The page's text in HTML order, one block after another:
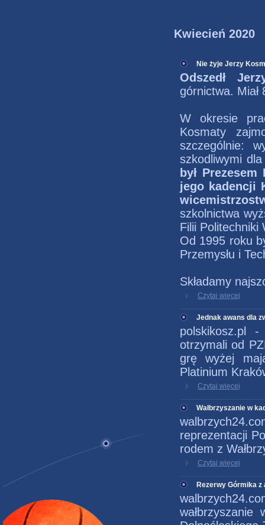
Kwiecień 2020
Nie żyje Jerzy
Odszedł
górnictwa. Miał
W okresie
Kosmaty
szczególnie:
szkodliwymi
był
jego kadencji
szkolnictwa
Filii Politechniki
Od 1995 roku
Przemysłu i
Składamy
Czytaj więcej
Jednak awans dla
polskikosz.pl
otrzymali od
grę wyżej
Platinium
Czytaj więcej
Wałbrzyszanie w
reprezentacji
rodem z
Czytaj więcej
Rezerwy Górmika z